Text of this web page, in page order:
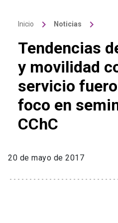
Inicio keyboard_arrow_right Noticias keyboard_arrow_right
Tendencias
y movilidad
servicio
foco en
CChC
20 de mayo de 2017